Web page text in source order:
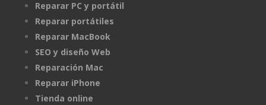
Reparar PC y portátil
Reparar portátiles
Reparar MacBook
SEO y diseño Web
Reparación Mac
Reparar iPhone
Tienda online